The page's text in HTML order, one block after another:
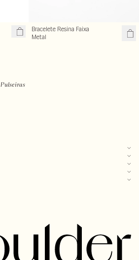
Bracelete Resina Faixa
Metal
Pulseiras